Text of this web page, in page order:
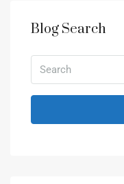
Blog Search